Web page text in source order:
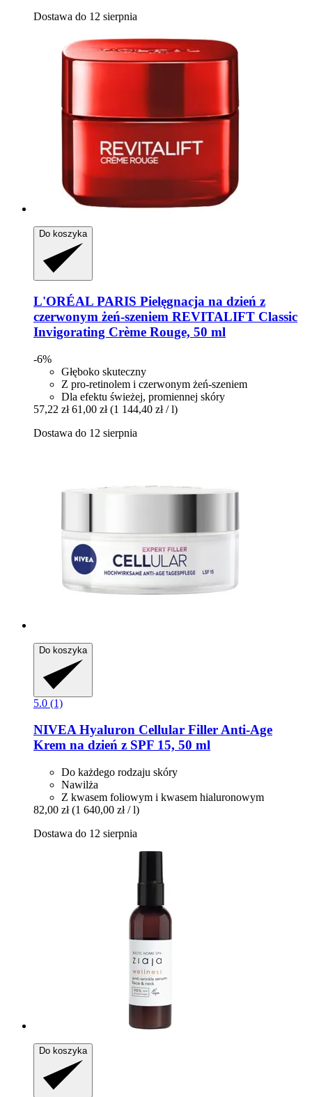
Dostawa do 12 sierpnia
Do koszyka
L'ORÉAL PARIS Pielęgnacja na dzień z
czerwonym żeń-​szeniem REVITALIFT Classic
Invigorating Crème Rouge, 50 ml
-6%
Głęboko skuteczny
Z pro-retinolem i czerwonym żeń-szeniem
Dla efektu świeżej, promiennej skóry
57,22 zł 61,00 zł (1 144,40 zł / l)
Dostawa do 12 sierpnia
Do koszyka
5.0 (1)
NIVEAHyaluron Cellular Filler Anti-​Age
Krem na dzień z SPF 15, 50 ml
Do każdego rodzaju skóry
Nawilża
Z kwasem foliowym i kwasem hialuronowym
82,00 zł (1 640,00 zł / l)
Dostawa do 12 sierpnia
Do koszyka